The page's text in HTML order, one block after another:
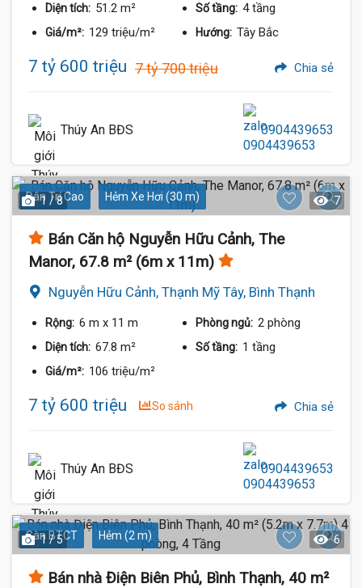
Diện tích: 51.2 m² Số tầng: 4 tầng
Giá/m²: 129 triệu/m² Hướng: Tây Bắc
7 tỷ 600 triệu 7 tỷ 700 triệu Chia sẻ
Thúy An BĐS 0904439653
Dân Trí Cao Hẻm Xe Hơi (30 m)
1 / 8 7
Bán Căn hộ Nguyễn Hữu Cảnh, The
Manor, 67.8 m² (6m x 11m)
Nguyễn Hữu Cảnh, Thạnh Mỹ Tây, Bình Thạnh
Rộng: 6 m x 11 m Phòng ngủ: 2 phòng
Diện tích: 67.8 m² Số tầng: 1 tầng
Giá/m²: 106 triệu/m²
7 tỷ 600 triệu So sánh Chia sẻ
Thúy An BĐS 0904439653
Sàn BTCT Hẻm (2 m)
1 / 5 6
Bán nhà Điện Biên Phủ, Bình Thạnh, 40 m²